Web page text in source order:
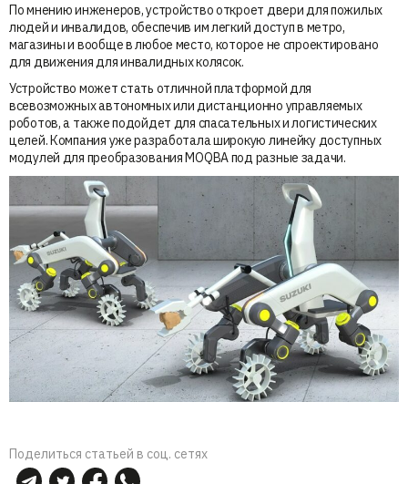
По мнению инженеров, устройство откроет двери для пожилых
людей и инвалидов, обеспечив им легкий доступ в метро,
магазины и вообще в любое место, которое не спроектировано
для движения для инвалидных колясок.
Устройство может стать отличной платформой для
всевозможных автономных или дистанционно управляемых
роботов, а также подойдет для спасательных и логистических
целей. Компания уже разработала широкую линейку доступных
модулей для преобразования MOQBA под разные задачи.
Поделиться статьей в соц. сетях